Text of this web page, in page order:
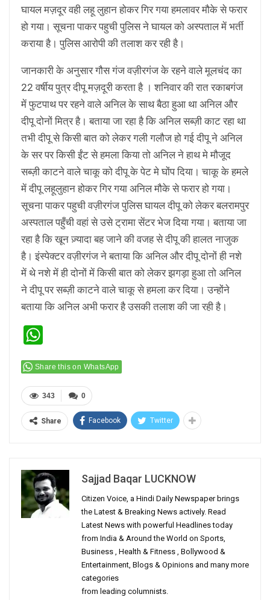
घायल मज़दूर वही लहू लुहान होकर गिर गया हमलावर मौके से फरार
हो गया। सूचना पाकर पहुची पुलिस ने घायल को अस्पताल में भर्ती
कराया है। पुलिस आरोपी की तलाश कर रही है।
जानकारी के अनुसार गौस गंज वज़ीरगंज के रहने वाले मूलचंद का
22 वर्षीय पुत्र दीपू मज़दूरी करता है । शनिवार की रात रकाबगंज
में फुटपाथ पर रहने वाले अनिल के साथ बैठा हुआ था अनिल और
दीपू दोनों मित्र है। बताया जा रहा है कि अनिल सब्ज़ी काट रहा था
तभी दीपू से किसी बात को लेकर गली गलौज हो गई दीपू ने अनिल
के सर पर किसी ईंट से हमला किया तो अनिल ने हाथ मे मौजूद
सब्ज़ी काटने वाले चाकू को दीपू के पेट मे घोंप दिया। चाकू के हमले
में दीपू लहूलुहान होकर गिर गया अनिल मौके से फरार हो गया।
सूचना पाकर पहुची वज़ीरगंज पुलिस घायल दीपू को लेकर बलरामपुर
अस्पताल पहुँची वहां से उसे ट्रामा सेंटर भेज दिया गया। बताया जा
रहा है कि खून ज़्यादा बह जाने की वजह से दीपू की हालत नाजुक
है। इंस्पेक्टर वज़ीरगंज ने बताया कि अनिल और दीपू दोनों ही नशे
में थे नशे में ही दोनों में किसी बात को लेकर झगड़ा हुआ तो अनिल
ने दीपू पर सब्ज़ी काटने वाले चाकू से हमला कर दिया। उन्होंने
बताया कि अनिल अभी फरार है उसकी तलाश की जा रही है।
Share this on WhatsApp
0
343
Share Facebook Twitter
Sajjad Baqar LUCKNOW
Citizen Voice, a Hindi Daily Newspaper brings
the Latest & Breaking News actively. Read
Latest News with powerful Headlines today
from India & Around the World on Sports,
Business , Health & Fitness , Bollywood &
Entertainment, Blogs & Opinions and many more
categories
from leading columnists.